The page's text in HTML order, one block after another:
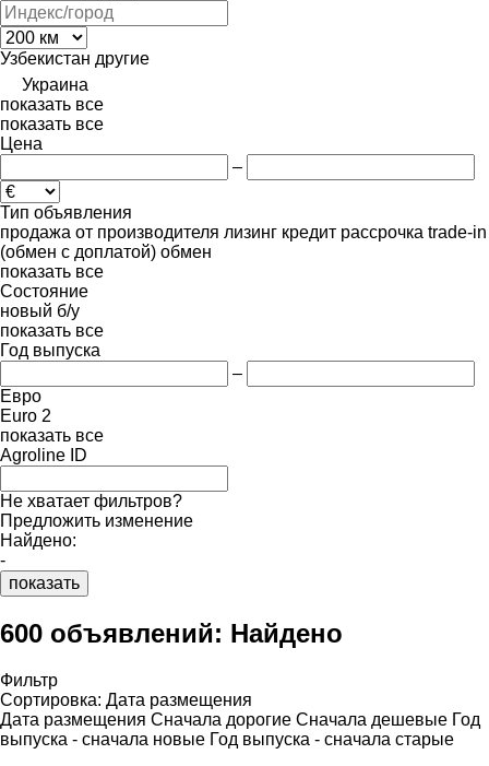
Узбекистан другие
Украина
показать все
показать все
Цена
–
Тип объявления
продажа от производителя лизинг кредит рассрочка trade-in
(обмен с доплатой) обмен
показать все
Состояние
новый б/у
показать все
Год выпуска
–
Евро
Euro 2
показать все
Agroline ID
Не хватает фильтров?
Предложить изменение
Найдено:
-
показать
600 объявлений: Найдено
Фильтр
Сортировка: Дата размещения
Дата размещения Сначала дорогие Сначала дешевые Год
выпуска - сначала новые Год выпуска - сначала старые